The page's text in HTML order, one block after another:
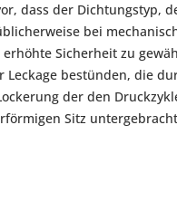
dass der Dichtungstyp,
bei
Sicherheit zu
bestünden, die
der den
Sitz